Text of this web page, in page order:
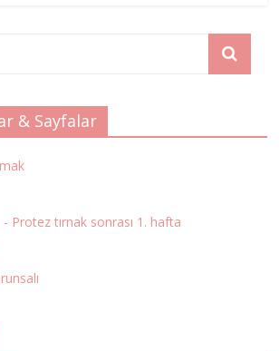
& Sayfalar
- Protez tırnak sonrası 1. hafta